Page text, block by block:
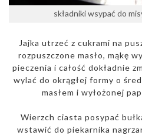
składniki wsypać do
Jajka utrzeć z cukrami na
rozpuszczone masło, mąkę
pieczenia i całość dokładnie
wylać do okrągłej formy o
masłem i wyłożonej
Wierzch ciasta posypać
wstawić do piekarnika